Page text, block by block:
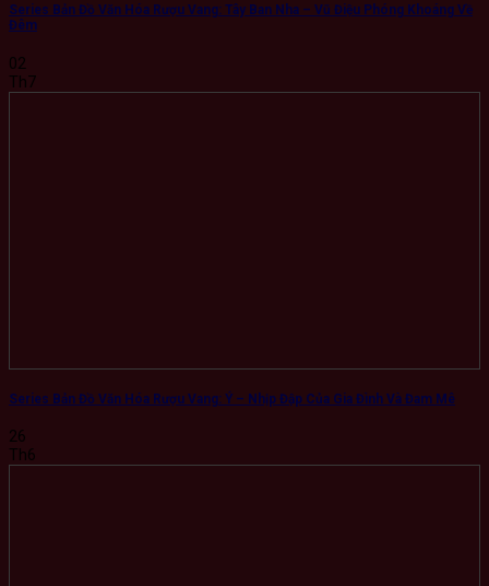
Series Bản Đồ Văn Hóa Rượu Vang: Tây Ban Nha – Vũ Điệu Phóng Khoáng Về
Đêm
02
Th7
Series Bản Đồ Văn Hóa Rượu Vang: Ý – Nhịp Đập Của Gia Đình Và Đam Mê
26
Th6